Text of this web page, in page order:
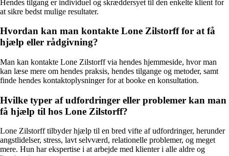
Hendes tilgang er individuel og skræddersyet til den enkelte klient for
at sikre bedst mulige resultater.
Hvordan kan man kontakte Lone Zilstorff for at få
hjælp eller rådgivning?
Man kan kontakte Lone Zilstorff via hendes hjemmeside, hvor man
kan læse mere om hendes praksis, hendes tilgange og metoder, samt
finde hendes kontaktoplysninger for at booke en konsultation.
Hvilke typer af udfordringer eller problemer kan man
få hjælp til hos Lone Zilstorff?
Lone Zilstorff tilbyder hjælp til en bred vifte af udfordringer, herunder
angstlidelser, stress, lavt selvværd, relationelle problemer, og meget
mere. Hun har ekspertise i at arbejde med klienter i alle aldre og